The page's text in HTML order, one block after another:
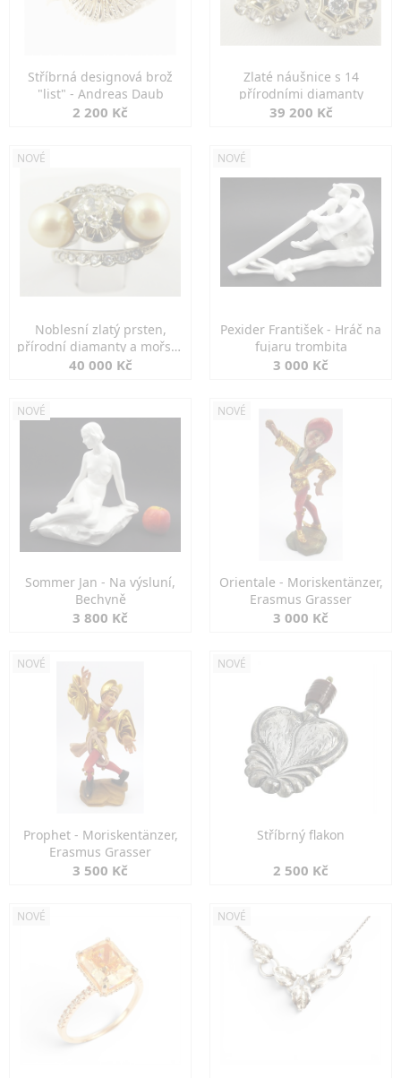
Stříbrná designová brož
"list" - Andreas Daub
2 200 Kč
Zlaté náušnice s 14
přírodními diamanty
39 200 Kč
NOVÉ
Noblesní zlatý prsten,
přírodní diamanty a mořské
perly
40 000 Kč
NOVÉ
Pexider František - Hráč na
fujaru trombita
3 000 Kč
NOVÉ
Sommer Jan - Na výsluní,
Bechyně
3 800 Kč
NOVÉ
Orientale - Moriskentänzer,
Erasmus Grasser
3 000 Kč
NOVÉ
Prophet - Moriskentänzer,
Erasmus Grasser
3 500 Kč
NOVÉ
Stříbrný flakon
2 500 Kč
NOVÉ NOVÉ